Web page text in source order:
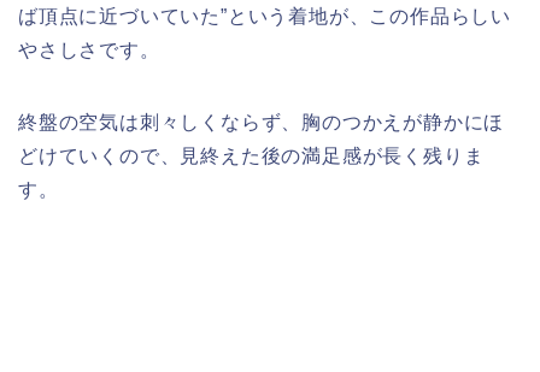
ば頂点に近づいていた”という着地が、この作品らしい
やさしさです。
終盤の空気は刺々しくならず、胸のつかえが静かにほ
どけていくので、見終えた後の満足感が長く残りま
す。